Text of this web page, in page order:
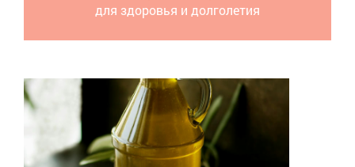
для здоровья и долголетия